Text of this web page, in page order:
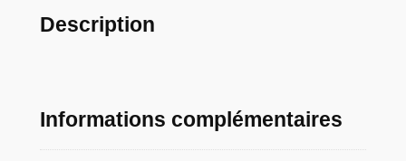
2
Description
Informations complémentaires